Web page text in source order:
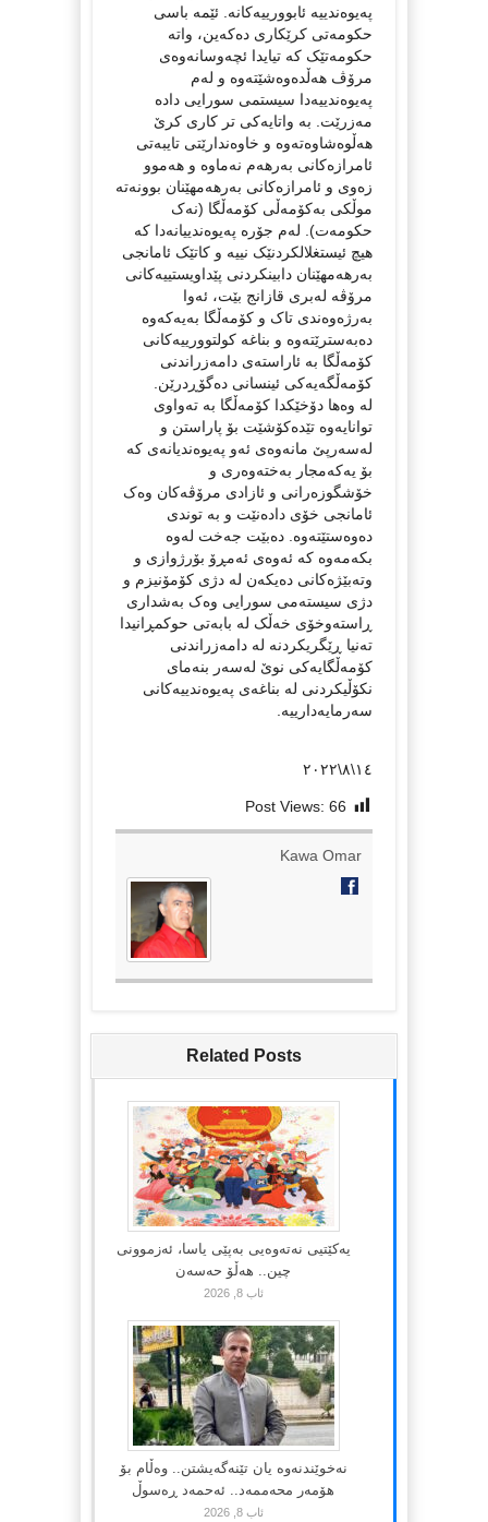
پەیوەندییە ئابوورییەکانە. ئێمە باسی
حکومەتی کرێکاری دەکەین، واتە
حکومەتێک کە تیایدا ئچەوسانەوەی
مرۆڤ هەڵدەوەشێتەوە و لەم
پەیوەندییەدا سیستمی سورایی دادە
مەزرێت. بە واتایەکی تر کاری کرێ
هەڵوەشاوەتەوە و خاوەندارێتی تایبەتی
ئامرازەکانی بەرهەم نەماوە و هەموو
زەوی و ئامرازەکانی بەرهەمهێنان بوونەتە
موڵکی بەکۆمەڵی کۆمەڵگا (نەک
حکومەت). لەم جۆرە پەیوەندییانەدا کە
هیچ ئیستغلالکردنێک نییە و کاتێک ئامانجی
بەرهەمهێنان دابینکردنی پێداویستییەکانی
مرۆڤە لەبری قازانج بێت، ئەوا
بەرژەوەندی تاک و کۆمەڵگا بەیەکەوە
دەبەسترێتەوە و بناغە کولتوورییەکانی
کۆمەڵگا بە ئاراستەی دامەزراندنی
کۆمەڵگەیەکی ئینسانی دەگۆڕدرێن.
لە وەها دۆخێکدا کۆمەڵگا بە تەواوی
توانایەوە تێدەکۆشێت بۆ پاراستن و
لەسەرپێ مانەوەی ئەو پەیوەندیانەی کە
بۆ یەکەمجار بەختەوەری و
خۆشگوزەرانی و ئازادی مرۆڤەکان وەک
ئامانجی خۆی دادەنێت و بە توندی
دەوەستێتەوە. دەبێت جەخت لەوە
بکەمەوە کە ئەوەی ئەمڕۆ بۆرژوازی و
وتەبێژەکانی دەیکەن لە دژی کۆمۆنیزم و
دژی سیستەمی سورایی وەک بەشداری
ڕاستەوخۆی خەڵک لە بابەتی حوکمڕانیدا
تەنیا ڕێگریکردنە لە دامەزراندنی
کۆمەڵگایەکی نوێ لەسەر بنەمای
نکۆڵیکردنی لە بناغەی پەیوەندییەکانی
سەرمایەدارییە.
١٤\٨\٢٠٢٢
Post Views: 66
Kawa Omar
Related Posts
یەکێتیی نەتەوەیی بەپێی یاسا، ئەزموونی
چین.. هەڵۆ حەسەن
ئاب 8, 2026
نەخوێندنەوە یان تێنەگەیشتن.. وەڵام بۆ
هۆمەر محەممەد.. ئەحمەد ڕەسوڵ
ئاب 8, 2026